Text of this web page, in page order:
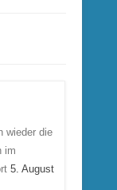
wieder die
im
5. August